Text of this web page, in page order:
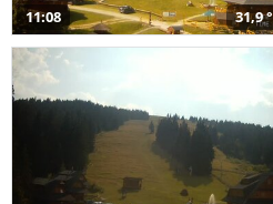
11:08 31,9